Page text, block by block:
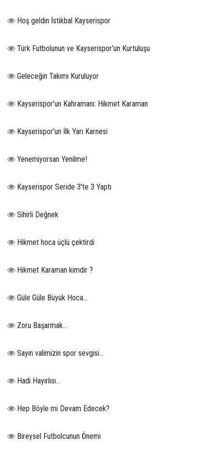
Hoş geldin İstikbal Kayserispor
Türk Futbolunun ve Kayserispor'un Kurtuluşu
Geleceğin Takımı Kuruluyor
Kayserispor'un Kahramanı: Hikmet Karaman
Kayserispor'un İlk Yarı Karnesi
Yenemiyorsan Yenilme!
Kayserispor Seride 3'te 3 Yaptı
Sihirli Değnek
Hikmet hoca üçlü çektirdi
Hikmet Karaman kimdir ?
Güle Güle Büyük Hoca...
Zoru Başarmak…
Sayın valimizin spor sevgisi…
Hadi Hayırlısı…
Hep Böyle mi Devam Edecek?
Bireysel Futbolcunun Önemi